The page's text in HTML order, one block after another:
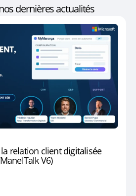
dernières actualités
relation client digitalisée
V6)